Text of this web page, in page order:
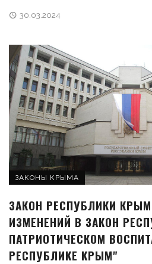
30.03.2024
ЗАКОНЫ КРЫМА
ЗАКОН РЕСПУБЛИКИ
ИЗМЕНЕНИЙ В ЗАКОН
ПАТРИОТИЧЕСКОМ
РЕСПУБЛИКЕ КРЫМ"